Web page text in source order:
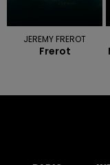
JEREMY FREROT
Frerot